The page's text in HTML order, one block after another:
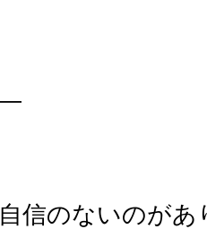
信のないのが